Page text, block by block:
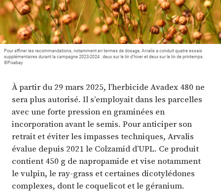
Pour affiner les recommandations, notamment en termes de dosage, Arvalis a conduit quatre essais
supplémentaires durant la campagne 2023-2024 : deux sur le lin d’hiver et deux sur le lin de printemps.
©Pixabay
À partir du 29 mars 2025, l’herbicide Avadex 480 ne
sera plus autorisé. Il s’employait dans les parcelles
avec une forte pression en graminées en
incorporation avant le semis. Pour anticiper son
retrait et éviter les impasses techniques, Arvalis
évalue depuis 2021 le Colzamid d’UPL. Ce produit
contient 450 g de napropamide et vise notamment
le vulpin, le ray-grass et certaines dicotylédones
complexes, dont le coquelicot et le géranium.